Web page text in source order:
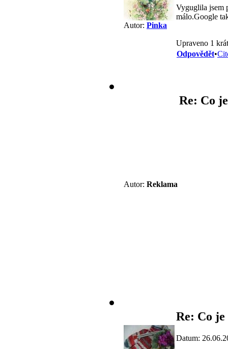
Autor: Pinka
Vyguglila jsem
málo.Google
Upraveno 1
Odpovědět•
Autor: Reklama
Re: Co
Re: Co
Datum: